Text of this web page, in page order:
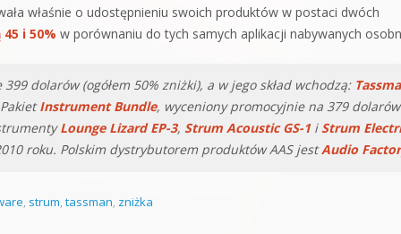
właśnie o udostępnieniu swoich produktów w postaci dwóch
i 50% w porównaniu do tych samych aplikacji nabywanych
dolarów (ogółem 50% zniżki), a w jego skład wchodzą:
Instrument Bundle, wyceniony promocyjnie na 379 dolarów
Lounge Lizard EP-3, Strum Acoustic GS-1i Strum
roku. Polskim dystrybutorem produktów AAS jestAudio
, strum, tassman, zniżka